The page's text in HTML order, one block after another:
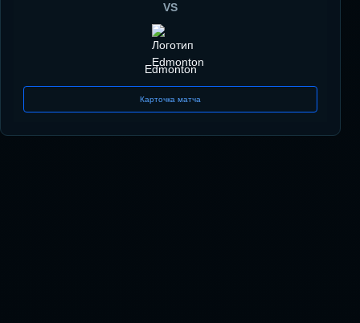
VS
Edmonton
Карточка матча